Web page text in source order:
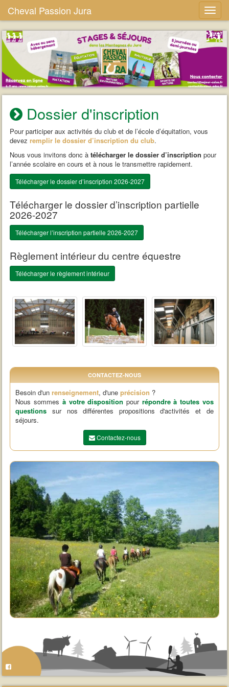
Cheval Passion Jura
Dossier d'inscription
Pour participer aux activités du club et de l’école d’équitation, vous
devezremplir le dossier d’inscription du club.
Nous vous invitons donc àtélécharger le dossier d’inscription pour
l’année scolaire en cours et à nous le transmettre rapidement.
Télécharger le dossier d’inscription 2026-2027
Télécharger le dossier d’inscription partielle
2026-2027
Télécharger l’inscription partielle 2026-2027
Règlement intérieur du centre équestre
Télécharger le règlement intérieur
CONTACTEZ-NOUS
Besoin d'unrenseignement, d'uneprécision ?
Nous sommes à votre disposition pour répondre à toutes vos
questions sur nos différentes propositions d'activités et de
séjours.
Contactez-nous